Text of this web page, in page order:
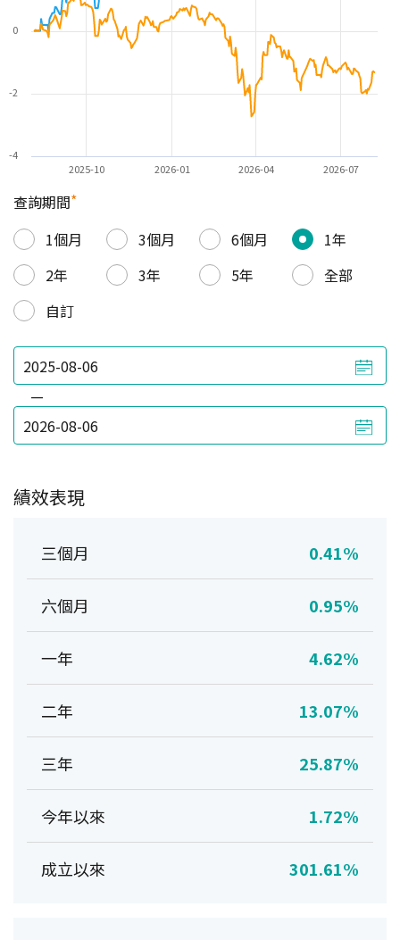
2025-10 2026-01 2026-04 2026-07
-4
-2
0
查詢期間*
1個月
3個月 6個月
1年
2年
3年 5年
全部
自訂
—
績效表現
三個月 0.41%
六個月 0.95%
一年 4.62%
二年 13.07%
三年 25.87%
今年以來 1.72%
成立以來 301.61%